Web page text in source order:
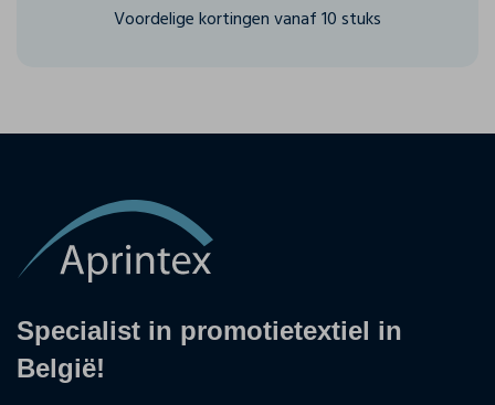
Voordelige kortingen vanaf 10 stuks
Specialist in promotietextiel in
België!